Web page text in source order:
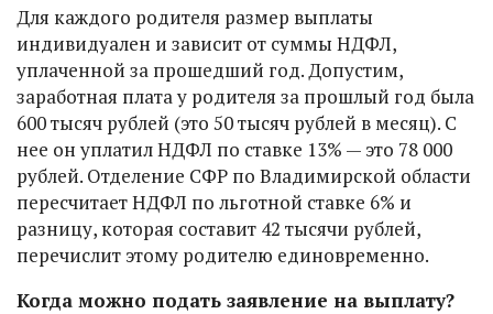
Для каждого родителя размер выплаты
индивидуален и зависит от суммы НДФЛ,
уплаченной за прошедший год. Допустим,
заработная плата у родителя за прошлый год была
600 тысяч рублей (это 50 тысяч рублей в месяц). С
нее он уплатил НДФЛ по ставке 13% — это 78 000
рублей. Отделение СФР по Владимирской области
пересчитает НДФЛ по льготной ставке 6% и
разницу, которая составит 42 тысячи рублей,
перечислит этому родителю единовременно.
Когда можно подать заявление на выплату?